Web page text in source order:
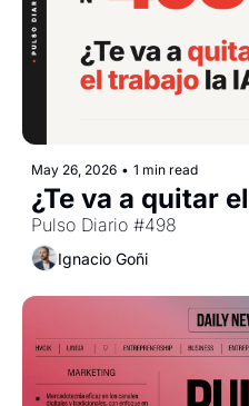
May 26, 2026 • 1 min read
¿Te va a quitar
Pulso Diario #498
Ignacio Goñi